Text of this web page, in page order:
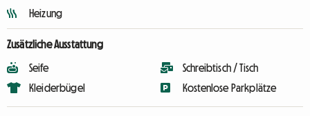
Heizung
Zusätzliche Ausstattung
Seife
Kleiderbügel
Schreibtisch / Tisch
Kostenlose Parkplätze